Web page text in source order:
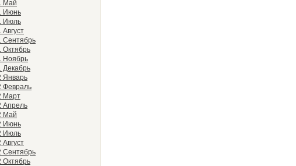
Май
Июнь
Июль
Август
Сентябрь
Октябрь
Ноябрь
Декабрь
Январь
Февраль
Март
Апрель
Май
Июнь
Июль
Август
Сентябрь
Октябрь